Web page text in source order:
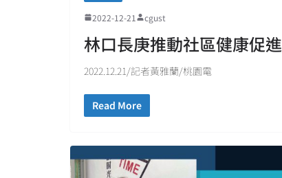
2022-12-21 cgust
林口長庚推動社區健康促
2022.12.21/記者黃雅蘭/桃園電
Read More